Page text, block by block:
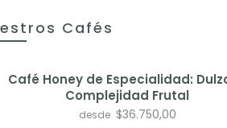
Cafés
Café Honey de Especialidad:
Complejidad Frutal
desde $36.750,00